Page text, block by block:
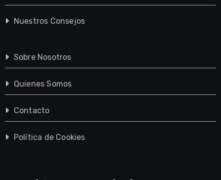
Nuestros Consejos
Sobre Nosotros
Quienes Somos
Contacto
Política de Cookies